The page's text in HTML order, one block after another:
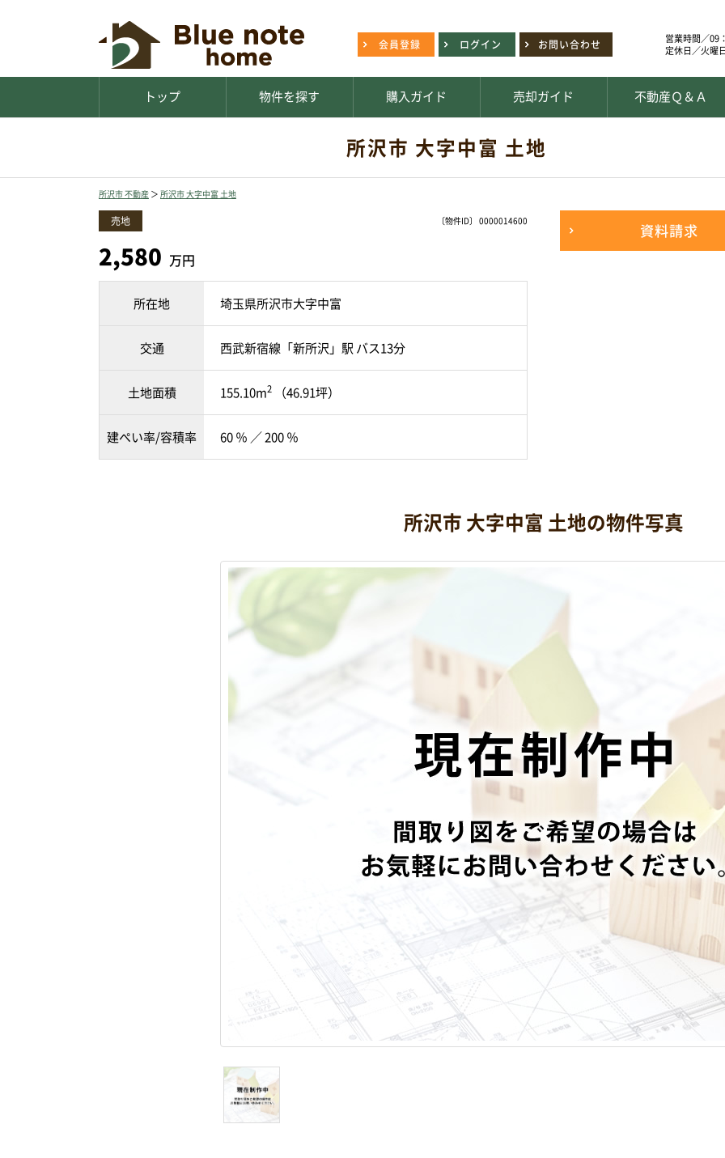
会員登録 ログイン お問い合わせ
営業時間／09
定休日／火曜
トップ 物件を探す 購入ガイド 売却ガイド 不動産Ｑ＆Ａ
所沢市 大字中富 土地
所沢市 不動産 ＞ 所沢市 大字中富 土地
〔物件ID〕 0000014600
売地
2,580 万円
所在地 埼玉県所沢市大字中富
交通 西武新宿線「新所沢」駅 バス13分
土地面積 155.10m2 （46.91坪）
建ぺい率/容積率 60 ％ ／ 200 ％
資料請求
所沢市 大字中富 土地の物件写真